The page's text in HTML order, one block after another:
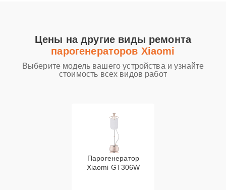
Цены на другие виды ремонта
парогенераторов Xiaomi
Выберите модель вашего устройства и узнайте
стоимость всех видов работ
Парогенератор
Xiaomi GT306W